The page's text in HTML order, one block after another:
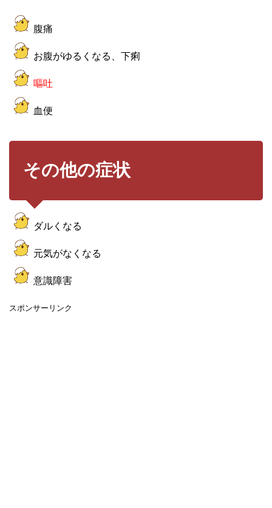
腹痛
お腹がゆるくなる、下痢
嘔吐
血便
その他の症状
ダルくなる
元気がなくなる
意識障害
スポンサーリンク